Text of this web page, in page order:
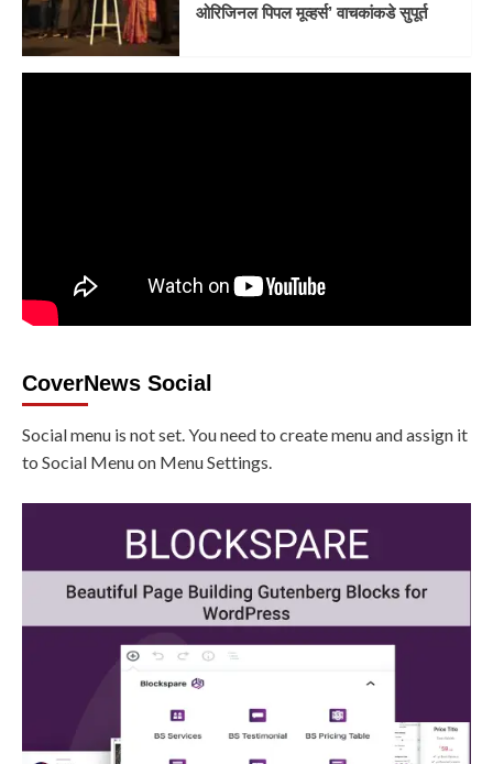
ओरिजिनल पिपल मूव्हर्स’ वाचकांकडे सुपूर्त
CoverNews Social
Social menu is not set. You need to create menu and assign it
to Social Menu on Menu Settings.